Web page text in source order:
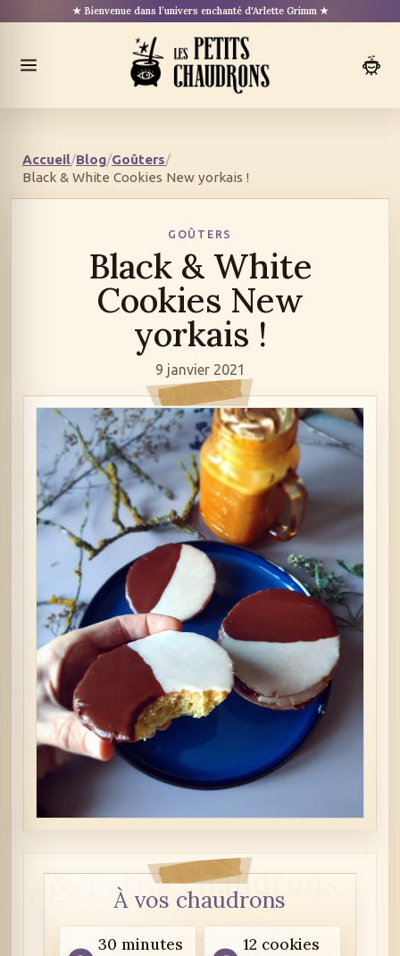
au
★ Bienvenue dans l’univers enchanté d'Arlette Grimm ★
Ouvrir
le
Accueil/Blog/Goûters/
Black & White Cookies New yorkais !
GOÛTERS
Black & White
Cookies New
yorkais !
9 janvier 2021
À vos chaudrons
30 minutes 12 cookies